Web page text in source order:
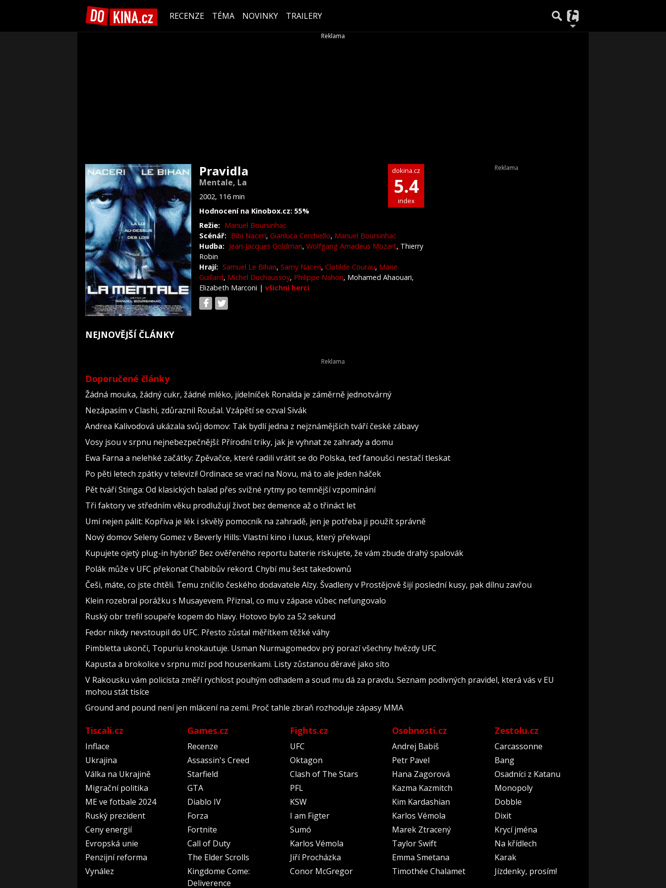
RECENZE TÉMA NOVINKY TRAILERY
Pravidla
Mentale, La
2002, 116 min
Hodnocení na Kinobox.cz: 55%
dokina.cz
5.4
index
Režie: Manuel Boursinhac
Scénář: Bibi Naceri, Gianluca Cerchiello, Manuel Boursinhac
Hudba: Jean-Jacques Goldman, Wolfgang Amadeus Mozart, Thierry
Robin
Hrají: Samuel Le Bihan, Samy Naceri, Clotilde Courau, Marie
Guillard, Michel Duchaussoy, Philippe Nahon, Mohamed Ahaouari,
Elizabeth Marconi | všichni herci
NEJNOVĚJŠÍ ČLÁNKY
Doporučené články
Žádná mouka, žádný cukr, žádné mléko, jídelníček Ronalda je záměrně jednotvárný
Nezápasím v Clashi, zdůraznil Roušal. Vzápětí se ozval Sivák
Andrea Kalivodová ukázala svůj domov: Tak bydlí jedna z nejznámějších tváří české zábavy
Vosy jsou v srpnu nejnebezpečnější: Přírodní triky, jak je vyhnat ze zahrady a domu
Ewa Farna a nelehké začátky: Zpěvačce, které radili vrátit se do Polska, teď fanoušci nestačí tleskat
Po pěti letech zpátky v televizi! Ordinace se vrací na Novu, má to ale jeden háček
Pět tváří Stinga: Od klasických balad přes svižné rytmy po temnější vzpomínání
Tři faktory ve středním věku prodlužují život bez demence až o třináct let
Umí nejen pálit: Kopřiva je lék i skvělý pomocník na zahradě, jen je potřeba ji použít správně
Nový domov Seleny Gomez v Beverly Hills: Vlastní kino i luxus, který překvapí
Kupujete ojetý plug-in hybrid? Bez ověřeného reportu baterie riskujete, že vám zbude drahý spalovák
Polák může v UFC překonat Chabibův rekord. Chybí mu šest takedownů
Češi, máte, co jste chtěli. Temu zničilo českého dodavatele Alzy. Švadleny v Prostějově šijí poslední kusy, pak dílnu zavřou
Klein rozebral porážku s Musayevem. Přiznal, co mu v zápase vůbec nefungovalo
Ruský obr trefil soupeře kopem do hlavy. Hotovo bylo za 52 sekund
Fedor nikdy nevstoupil do UFC. Přesto zůstal měřítkem těžké váhy
Pimbletta ukončí, Topuriu knokautuje. Usman Nurmagomedov prý porazí všechny hvězdy UFC
Kapusta a brokolice v srpnu mizí pod housenkami. Listy zůstanou děravé jako síto
V Rakousku vám policista změří rychlost pouhým odhadem a soud mu dá za pravdu. Seznam podivných pravidel, která vás v EU
mohou stát tisíce
Ground and pound není jen mlácení na zemi. Proč tahle zbraň rozhoduje zápasy MMA
Tiscali.cz
Inflace
Ukrajina
Válka na Ukrajině
Migrační politika
ME ve fotbale 2024
Ruský prezident
Ceny energií
Evropská unie
Penzijní reforma
Vynález
Games.cz
Recenze
Assassin's Creed
Starfield
GTA
Diablo IV
Forza
Fortnite
Call of Duty
The Elder Scrolls
Kingdome Come:
Deliverence
Fights.cz
UFC
Oktagon
Clash of The Stars
PFL
KSW
I am Figter
Sumó
Karlos Vémola
Jiří Procházka
Conor McGregor
Osobnosti.cz
Andrej Babiš
Petr Pavel
Hana Zagorová
Kazma Kazmitch
Kim Kardashian
Karlos Vémola
Marek Ztracený
Taylor Swift
Emma Smetana
Timothée Chalamet
Zestolu.cz
Carcassonne
Bang
Osadníci z Katanu
Monopoly
Dobble
Dixit
Krycí jména
Na křídlech
Karak
Jízdenky, prosím!